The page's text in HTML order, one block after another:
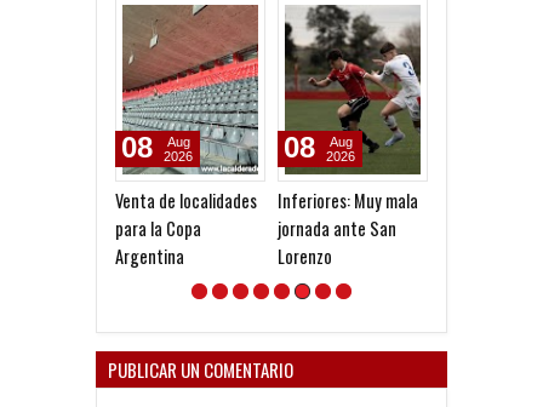
Venta de localidades
para la Copa
Argentina
08
Aug
2026
Inferiores: Muy mala
jornada ante San
Lorenzo
08
Aug
2026
PUBLICAR UN COMENTARIO